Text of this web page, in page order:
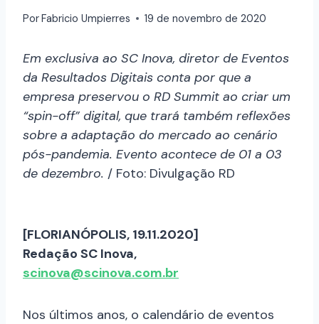
PorFabricio Umpierres 19 de novembro de 2020
Em exclusiva ao SC Inova, diretor de Eventos
da Resultados Digitais conta por que a
empresa preservou o RD Summit ao criar um
“spin-off” digital, que trará também reflexões
sobre a adaptação do mercado ao cenário
pós-pandemia. Evento acontece de 01 a 03
de dezembro. / Foto: Divulgação RD
[FLORIANÓPOLIS, 19.11.2020]
Redação SC Inova,
scinova@scinova.com.br
Nos últimos anos, o calendário de eventos